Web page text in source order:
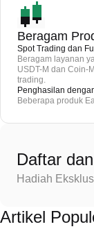
Beragam
Spot Trading dan
Beragam layanan
USDT-M dan Coin-
trading.
Penghasilan
Beberapa produk
Daftar
Hadiah
Artikel